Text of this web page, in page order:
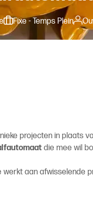
Fixe - Temps Plein
projecten in plaats
die mee wil
aan afwisselende